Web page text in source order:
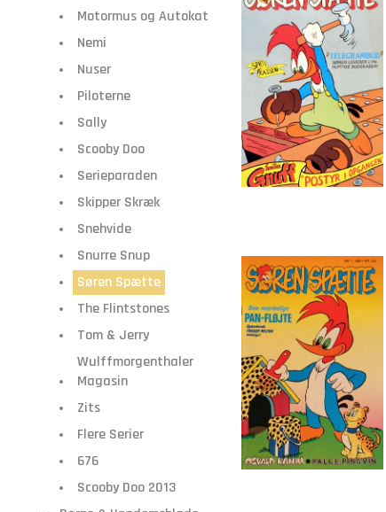
Motormus og Autokat
Nemi
Nuser
Piloterne
Sally
Scooby Doo
Serieparaden
Skipper Skræk
Snehvide
Snurre Snup
Søren Spætte
The Flintstones
Tom & Jerry
Wulffmorgenthaler
Magasin
Zits
Flere Serier
676
Scooby Doo 2013